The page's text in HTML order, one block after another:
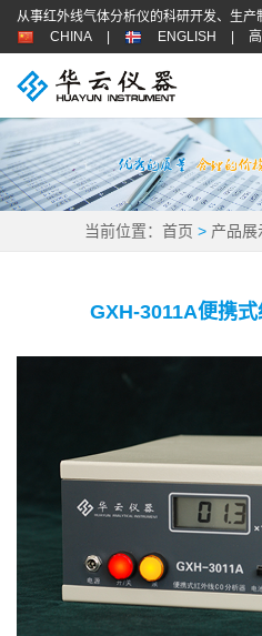
从事红外线气体分析仪的科研开发、生产
CHINA
ENGLISH
当前位置： 首页 > 产品展
GXH-3011A便携